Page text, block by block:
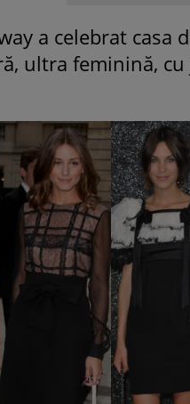
a celebrat casa
ultra feminină,